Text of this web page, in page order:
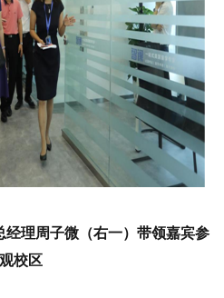
经理周子微（右一）带领嘉宾参
观校区